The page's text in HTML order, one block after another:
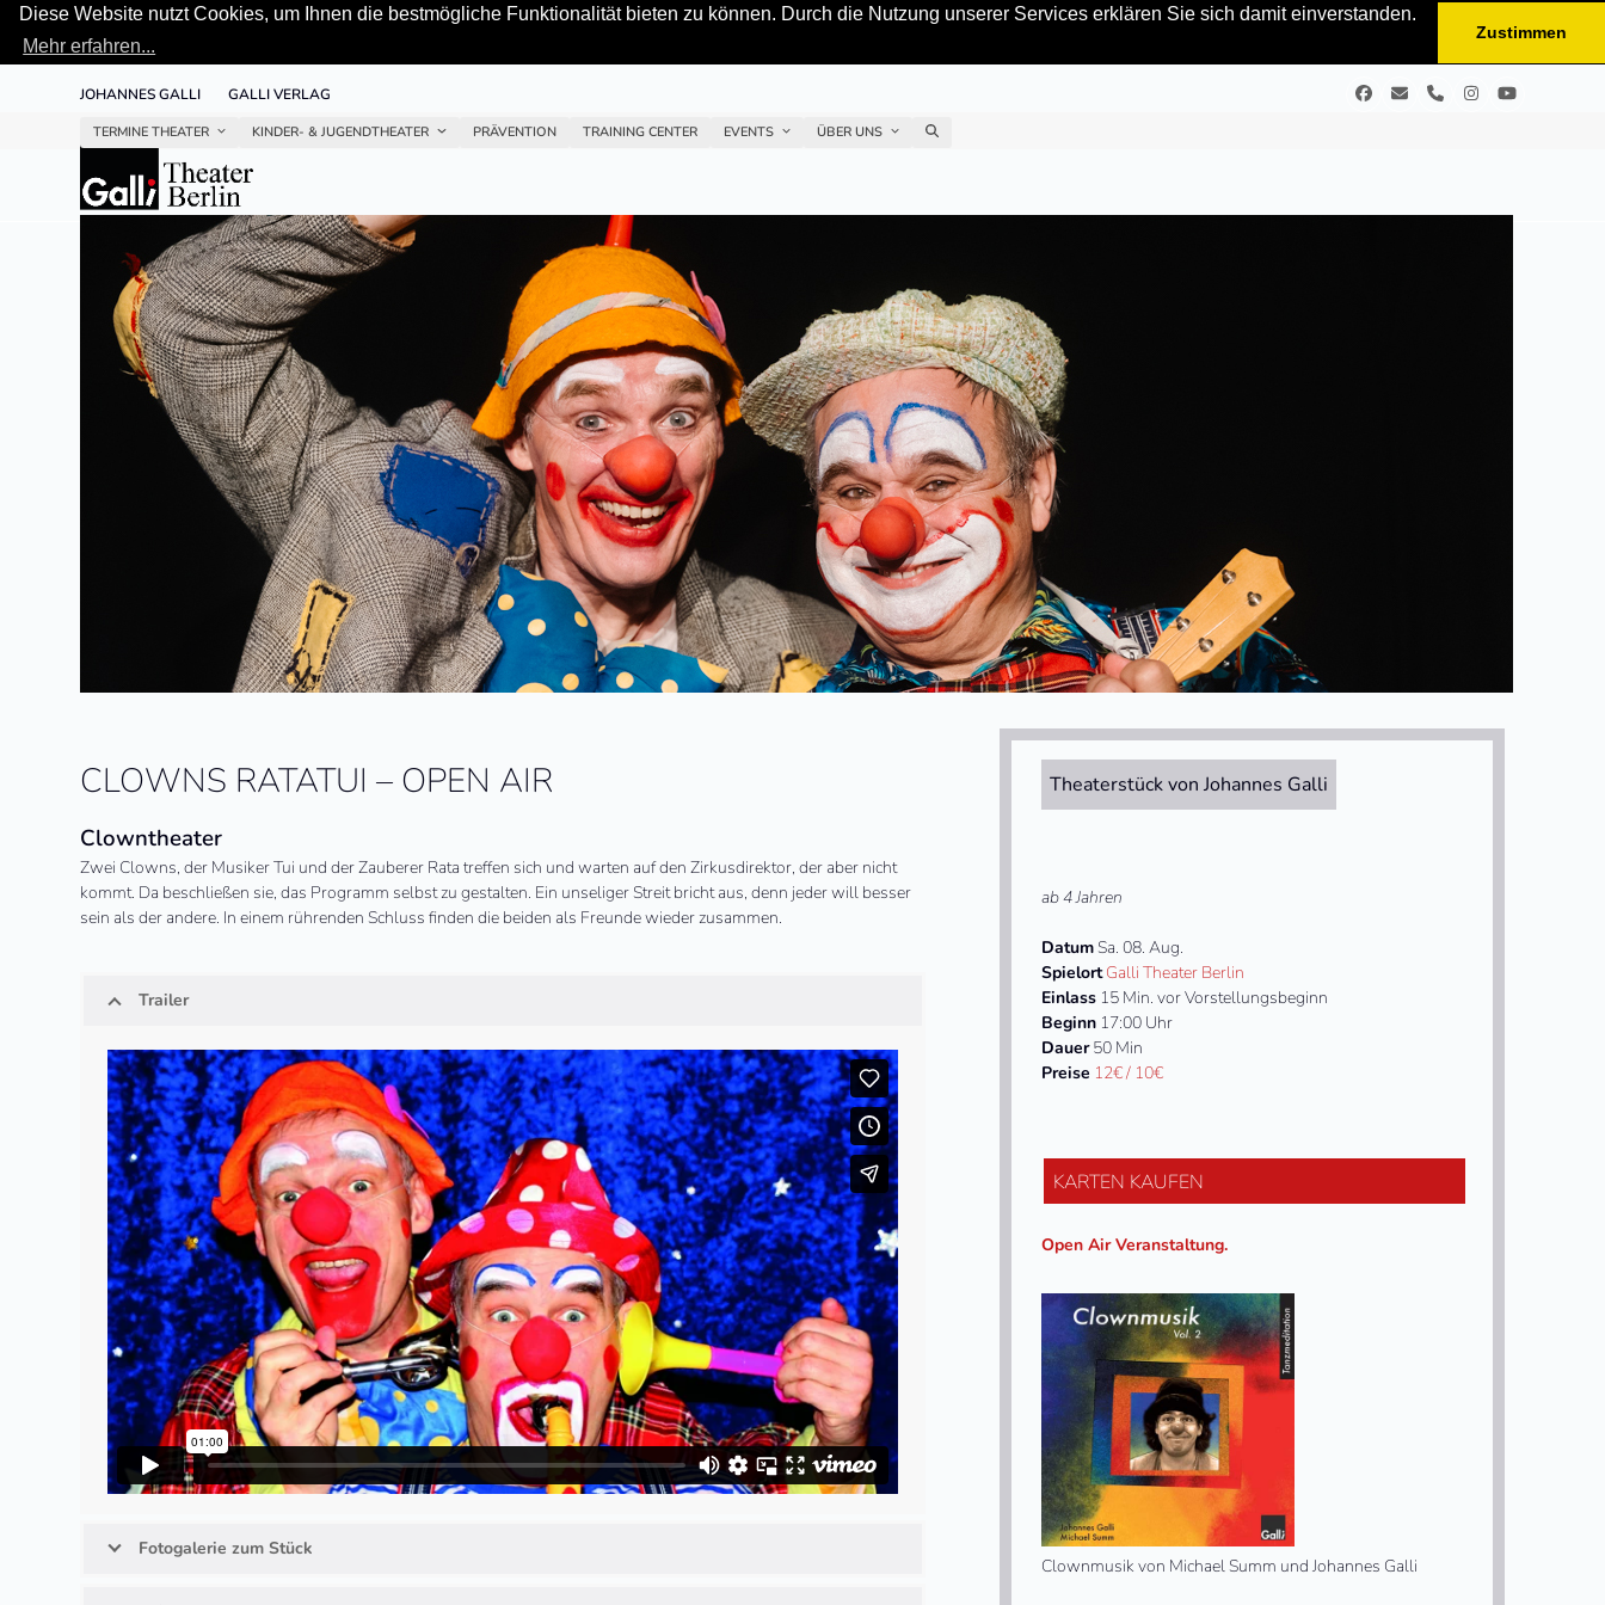
Diese Website nutzt Cookies, um Ihnen die bestmögliche Funktionalität bieten zu können. Durch die Nutzung unserer Services erklären Sie sich damit einverstanden.
Mehr erfahren...
Zustimmen
JOHANNES GALLI GALLI VERLAG Facebook
E- TelefonInstagramYouTube
TERMINE THEATER KINDER- & JUGENDTHEATER PRÄVENTION TRAINING CENTER EVENTS ÜBER UNS
CLOWNS RATATUI – OPEN AIR
Clowntheater
Zwei Clowns, der Musiker Tui und der Zauberer Rata treffen sich und warten auf den Zirkusdirektor, der aber nicht
kommt. Da beschließen sie, das Programm selbst zu gestalten. Ein unseliger Streit bricht aus, denn jeder will besser
sein als der andere. In einem rührenden Schluss finden die beiden als Freunde wieder zusammen.
Trailer
Fotogalerie zum Stück
Theaterstück von Johannes Galli
ab 4 Jahren
DatumSa. 08. Aug.
Spielort Galli Theater Berlin
Einlass 15 Min. vor Vorstellungsbeginn
Beginn 17:00 Uhr
Dauer50 Min
Preise 12€ / 10€
KARTEN KAUFEN
Open Air Veranstaltung.
Clownmusik von Michael Summ und Johannes Galli